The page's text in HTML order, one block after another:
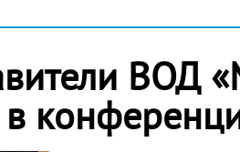
ВОД
в